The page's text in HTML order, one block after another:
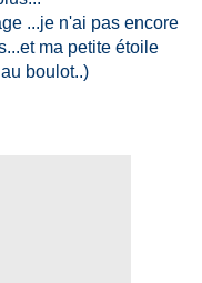
...je n'ai pas encore
ma petite étoile
boulot..)